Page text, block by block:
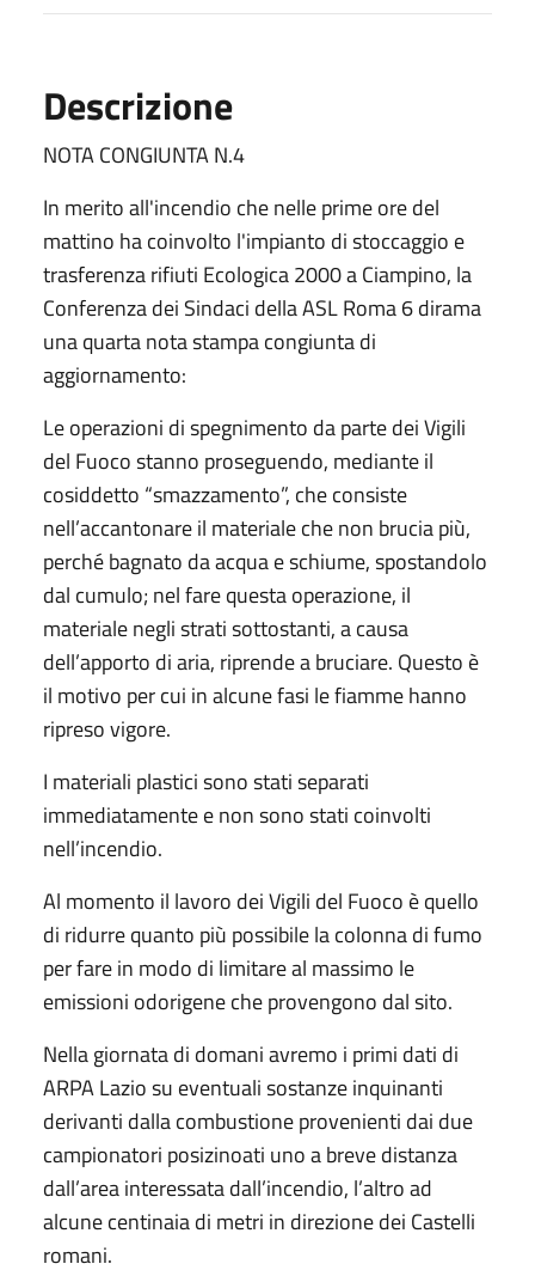
Descrizione
NOTA CONGIUNTA N.4
In merito all'incendio che nelle prime ore del
mattino ha coinvolto l'impianto di stoccaggio e
trasferenza rifiuti Ecologica 2000 a Ciampino, la
Conferenza dei Sindaci della ASL Roma 6 dirama
una quarta nota stampa congiunta di
aggiornamento:
Le operazioni di spegnimento da parte dei Vigili
del Fuoco stanno proseguendo, mediante il
cosiddetto “smazzamento”, che consiste
nell’accantonare il materiale che non brucia più,
perché bagnato da acqua e schiume, spostandolo
dal cumulo; nel fare questa operazione, il
materiale negli strati sottostanti, a causa
dell’apporto di aria, riprende a bruciare. Questo è
il motivo per cui in alcune fasi le fiamme hanno
ripreso vigore.
I materiali plastici sono stati separati
immediatamente e non sono stati coinvolti
nell’incendio.
Al momento il lavoro dei Vigili del Fuoco è quello
di ridurre quanto più possibile la colonna di fumo
per fare in modo di limitare al massimo le
emissioni odorigene che provengono dal sito.
Nella giornata di domani avremo i primi dati di
ARPA Lazio su eventuali sostanze inquinanti
derivanti dalla combustione provenienti dai due
campionatori posizinoati uno a breve distanza
dall’area interessata dall’incendio, l’altro ad
alcune centinaia di metri in direzione dei Castelli
romani.